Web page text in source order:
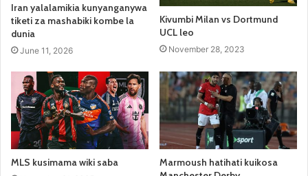
Iran yalalamikia kunyanganywa
tiketi za mashabiki kombe la
dunia
June 11, 2026
Kivumbi Milan vs Dortmund
UCL leo
November 28, 2023
MLS kusimama wiki saba
Marmoush hatihati kuikosa